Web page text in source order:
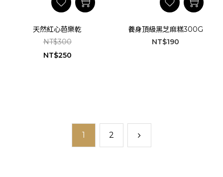
天然紅心芭樂乾
NT$300
NT$250
養身頂級黑芝麻糕300G
NT$190
1 2